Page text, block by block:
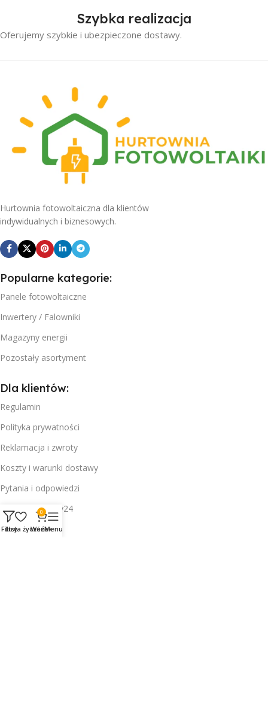
Szybka realizacja
Oferujemy szybkie i ubezpieczone dostawy.
Hurtownia fotowoltaiczna dla klientów
indywidualnych i biznesowych.
Popularne kategorie:
Panele fotowoltaiczne
Inwertery / Falowniki
Magazyny energii
Pozostały asortyment
Dla klientów:
Regulamin
Polityka prywatności
Reklamacja i zwroty
Koszty i warunki dostawy
Pytania i odpowiedzi
eRaty i Przelewy24
Filtry
Lista życzeń
0
WózekMenu